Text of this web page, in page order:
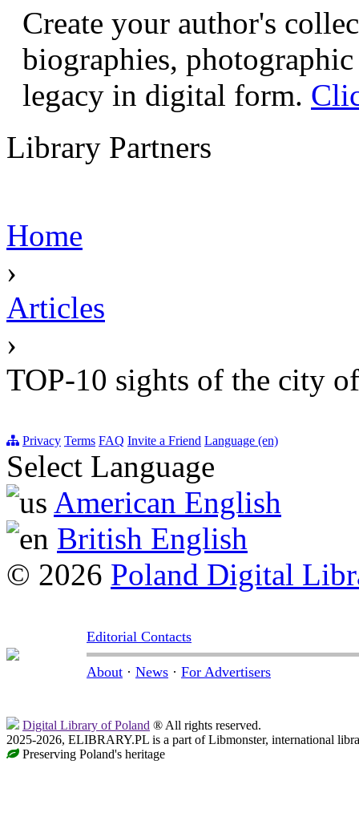
Create your author's
biographies,
legacy in digital form.
Library Partners
Home
›
Articles
›
TOP-10 sights of the city
Privacy Terms FAQ Invite a Friend Language (en)
Select Language
American English
British English
© 2026 Poland Digital
Editorial Contacts
About · News · For Advertisers
Digital Library of Poland ® All rights reserved.
2025-2026, ELIBRARY.PL is a part of Libmonster, international
Preserving Poland's heritage